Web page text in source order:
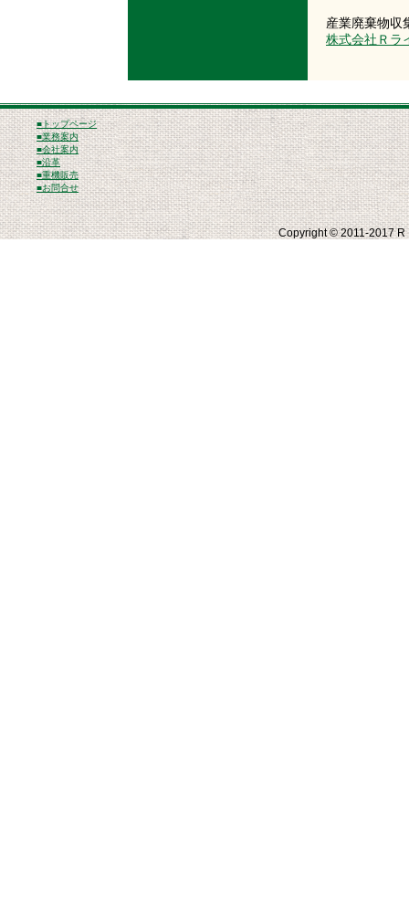
産業廃棄物収
株式会社Ｒラ
■トップページ
■業務案内
■会社案内
■沿革
■重機販売
■お問合せ
Copyright © 2011-2017 R